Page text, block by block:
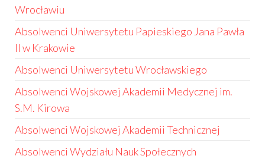
Wrocławiu
Absolwenci Uniwersytetu Papieskiego Jana Pawła
II w Krakowie
Absolwenci Uniwersytetu Wrocławskiego
Absolwenci Wojskowej Akademii Medycznej im.
S.M. Kirowa
Absolwenci Wojskowej Akademii Technicznej
Absolwenci Wydziału Nauk Społecznych